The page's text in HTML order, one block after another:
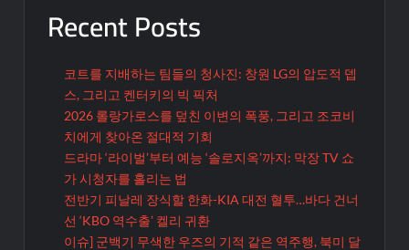
Recent Posts
코트를 지배하는 팀들의 청사진: 창원 LG의 압도적 뎁
스, 그리고 켄터키의 빅 픽처
2026 롤랑가로스를 덮친 이변의 폭풍, 그리고 조코비
치에게 찾아온 절대적 기회
드라마 ‘라이벌’부터 예능 ‘솔로지옥’까지: 막장 TV 쇼
가 시청자를 홀리는 법
전반기 피날레 장식할 한화-KIA 대전 혈투…바다 건너
선 ‘KBO 역수출’ 켈리 귀환
이슈] 군백기 무색한 우즈의 기적 같은 역주행, 북미 달